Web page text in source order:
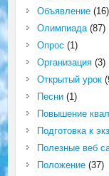
Объявление(16)
Олимпиада(87)
Опрос (1)
Организация(3)
Открытый урок
Песни(1)
Повышение
Подготовка к
Полезные веб
Положение(37)